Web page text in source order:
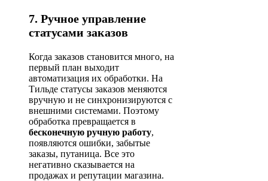
7. Ручное управление
статусами заказов
Когда заказов становится много, на
первый план выходит
автоматизация их обработки. На
Тильде статусы заказов меняются
вручную и не синхронизируются с
внешними системами. Поэтому
обработка превращается в
бесконечную ручную работу,
появляются ошибки, забытые
заказы, путаница. Все это
негативно сказывается на
продажах и репутации магазина.